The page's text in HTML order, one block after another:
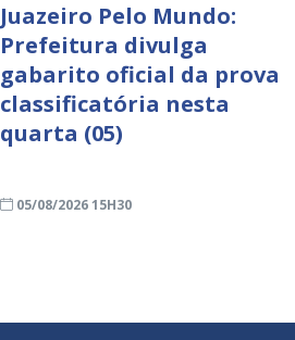
Juazeiro Pelo Mundo:
Prefeitura divulga
gabarito oficial da prova
classificatória nesta
quarta (05)
05/08/2026 15H30